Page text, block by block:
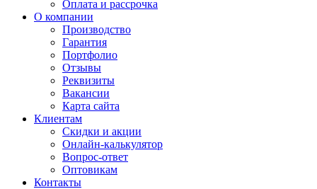
Оплата и рассрочка
О компании
Производство
Гарантия
Портфолио
Отзывы
Реквизиты
Вакансии
Карта сайта
Клиентам
Скидки и акции
Онлайн-калькулятор
Вопрос-ответ
Оптовикам
Контакты